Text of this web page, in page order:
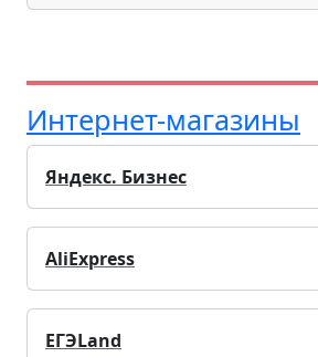
Интернет-магазины
Яндекс. Бизнес
AliExpress
ЕГЭLand